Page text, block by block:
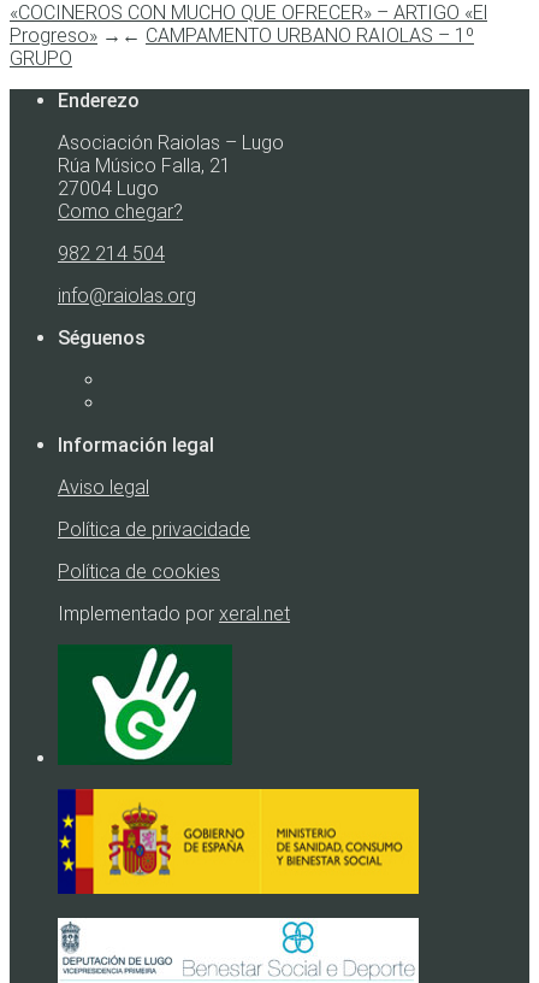
«COCINEROS CON MUCHO QUE OFRECER» – ARTIGO «El
Progreso» → ← CAMPAMENTO URBANO RAIOLAS – 1º
GRUPO
Enderezo
Asociación Raiolas – Lugo
Rúa Músico Falla, 21
27004 Lugo
Como chegar?
982 214 504
info@raiolas.org
Séguenos
Información legal
Aviso legal
Política de privacidade
Política de cookies
Implementado por xeral.net